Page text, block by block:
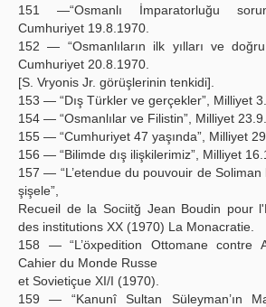
151 —“Osmanlı İmparatorluğu
Cumhuriyet 19.8.1970.
152 — “Osmanlıların ilk yılları ve
Cumhuriyet 20.8.1970.
[S. Vryonis Jr. görüşlerinin tenkidi].
153 — “Dış Türkler ve gerçekler”, Milliyet
154 — “Osmanlılar ve Filistin”, Milliyet
155 — “Cumhuriyet 47 yaşında”, Milliyet
156 — “Bilimde dış ilişkilerimiz”, Milliyet
157 — “L’etendue du pouvouir de
şişele”,
Recueil de la Sociitğ Jean Boudin pour
des institutions XX (1970) La Monacratie.
158 — “L’öxpedition Ottomane contre
Cahier du Monde Russe
et Sovietiçue XI/I (1970).
159 — “Kanunî Sultan Süleyman’ın